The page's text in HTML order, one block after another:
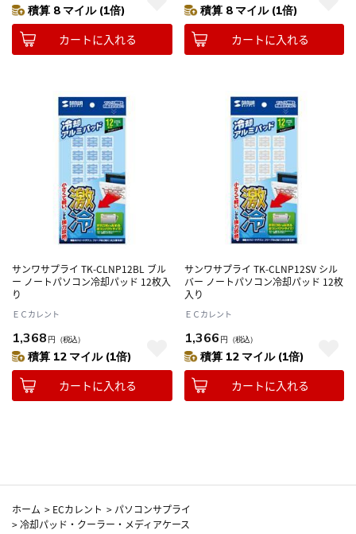
積算 8 マイル (1倍)
カートに入れる
積算 8 マイル (1倍)
カートに入れる
サンワサプライ TK-CLNP12BL ブル
ー ノートパソコン冷却パッド 12枚入
り
ＥＣカレント
1,368 円 （税込）
積算 12 マイル (1倍)
カートに入れる
サンワサプライ TK-CLNP12SV シル
バー ノートパソコン冷却パッド 12枚
入り
ＥＣカレント
1,366 円 （税込）
積算 12 マイル (1倍)
カートに入れる
ホーム > ECカレント > パソコンサプライ
>冷却パッド・クーラー・メディアケース